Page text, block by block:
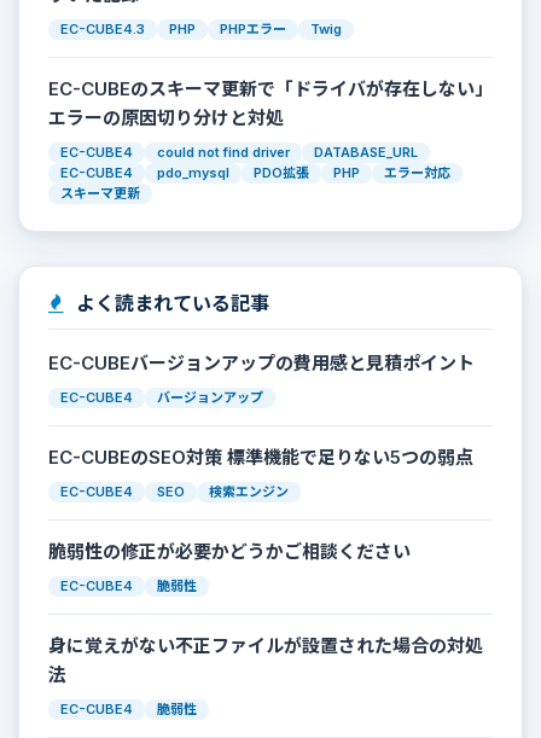
EC-CUBE4.3 PHP PHPエラー Twig
EC-CUBEのスキーマ更新で「ドライバが存在しない」
エラーの原因切り分けと対処
EC-CUBE4 could not find driver
DATABASE_URL
EC-CUBE4
pdo_mysql PDO拡張 PHP
エラー対応
スキーマ更新
よく読まれている記事
EC-CUBEバージョンアップの費用感と見積ポイント
EC-CUBE4 バージョンアップ
EC-CUBEのSEO対策 標準機能で足りない5つの弱点
EC-CUBE4 SEO 検索エンジン
脆弱性の修正が必要かどうかご相談ください
EC-CUBE4 脆弱性
身に覚えがない不正ファイルが設置された場合の対処
法
EC-CUBE4 脆弱性